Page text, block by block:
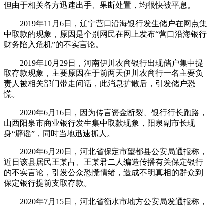
但由于相关各方迅速出手、果断处置，均很快被平息。
2019年11月6日，辽宁营口沿海银行发生储户在网点集
中取款的现象，原因是个别网民在网上发布“营口沿海银行
财务陷入危机”的不实言论。
2019年10月29日，河南伊川农商银行出现储户集中提
取存款现象，主要原因在于前两天伊川农商行一名主要负
责人被相关部门带走问话，此消息扩散后，引发储户恐
慌。
2020年6月16日，因为传言资金断裂、银行行长跑路，
山西阳泉市商业银行发生集中取款现象，阳泉副市长现
身“辟谣”，同时当地迅速抓人。
2020年6月20日，河北省保定市望都县公安局通报称，
近日该县居民王某占、王某君二人编造传播有关保定银行
的不实言论，引发公众恐慌情绪，造成不明真相的群众到
保定银行提前支取存款。
2020年7月15日，河北省衡水市地方公安局发通报称，